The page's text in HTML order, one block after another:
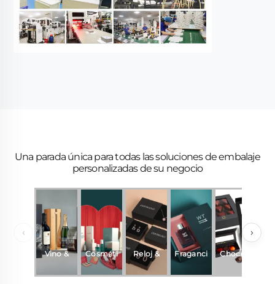
Una parada única para todas las soluciones de embalaje
personalizadas de su negocio
‹
Vino &
Bebidas
Cosméti
cos
Reloj &
Joyería
Fraganci
a y
Chocola
te
›